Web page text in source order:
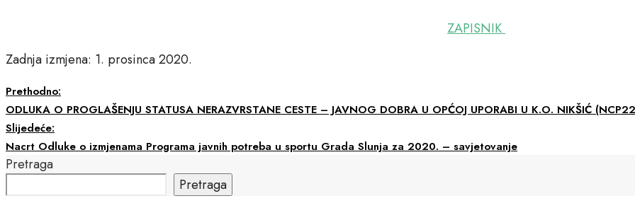
ZAPISNIK
Zadnja izmjena: 1. prosinca 2020.
Prethodno:
ODLUKA O PROGLAŠENJU STATUSA NERAZVRSTANE CESTE – JAVNOG DOBRA U OPĆOJ UPORABI U K.O. NIKŠIĆ
Slijedeće:
Nacrt Odluke o izmjenama Programa javnih potreba u sportu Grada Slunja za 2020. – savjetovanje
Pretraga
Pretraga